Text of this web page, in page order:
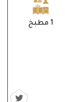
1 مطبخ